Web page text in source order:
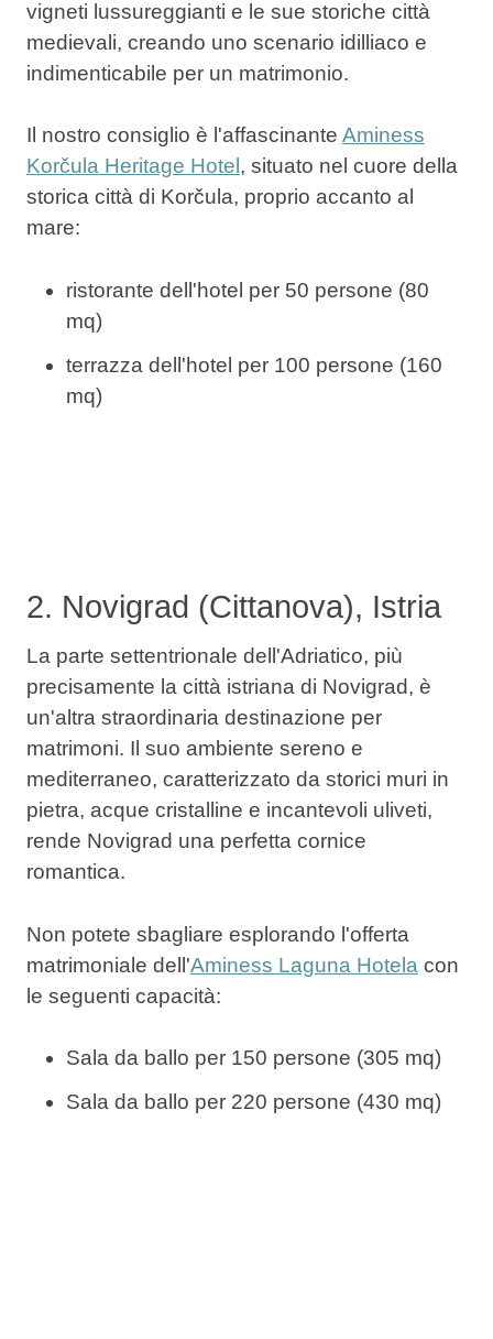
vigneti lussureggianti e le sue storiche città
medievali, creando uno scenario idilliaco e
indimenticabile per un matrimonio.
Il nostro consiglio è l'affascinante Aminess
Korčula Heritage Hotel , situato nel cuore della
storica città di Korčula, proprio accanto al
mare:
ristorante dell'hotel per 50 persone (80
mq)
terrazza dell'hotel per 100 persone (160
mq)
2. Novigrad (Cittanova), Istria
La parte settentrionale dell'Adriatico, più
precisamente la città istriana di Novigrad, è
un'altra straordinaria destinazione per
matrimoni. Il suo ambiente sereno e
mediterraneo, caratterizzato da storici muri in
pietra, acque cristalline e incantevoli uliveti,
rende Novigrad una perfetta cornice
romantica.
Non potete sbagliare esplorando l'offerta
matrimoniale dell'Aminess Laguna Hotela con
le seguenti capacità:
Sala da ballo per 150 persone (305 mq)
Sala da ballo per 220 persone (430 mq)